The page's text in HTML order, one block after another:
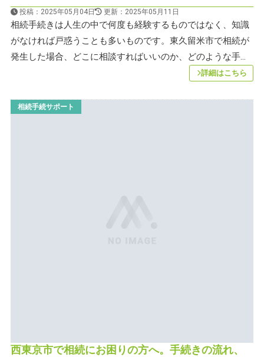
投稿：2025年05月04日 更新：2025年05月11日
相続手続きは人生の中で何度も経験するものではなく、知識
がなければ戸惑うことも多いものです。東久留米市で相続が
発生した場合、どこに相談すればいいのか、どのような手...
詳細はこちら
相続手続サポート
西東京市で相続にお困りの方へ。手続きの流れ、